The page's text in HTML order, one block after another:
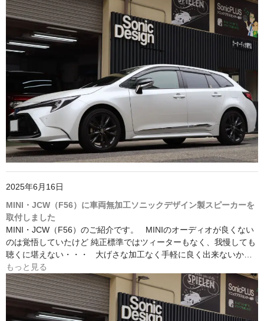
2025年6月16日
MINI・JCW（F56）に車両無加工ソニックデザイン製スピーカーを
取付しました
MINI・JCW（F56）のご紹介です。 MINIのオーディオが良くない
のは覚悟していたけど 純正標準ではツィーターもなく、我慢しても
聴くに堪えない・・・ 大げさな加工なく手軽に良く出来ないか…
もっと見る